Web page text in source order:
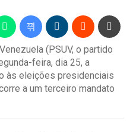
(PSUV, o partido
feira, dia 25, a
às eleições presidenciais
a um terceiro mandato